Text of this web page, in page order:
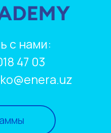
с нами:
47 03